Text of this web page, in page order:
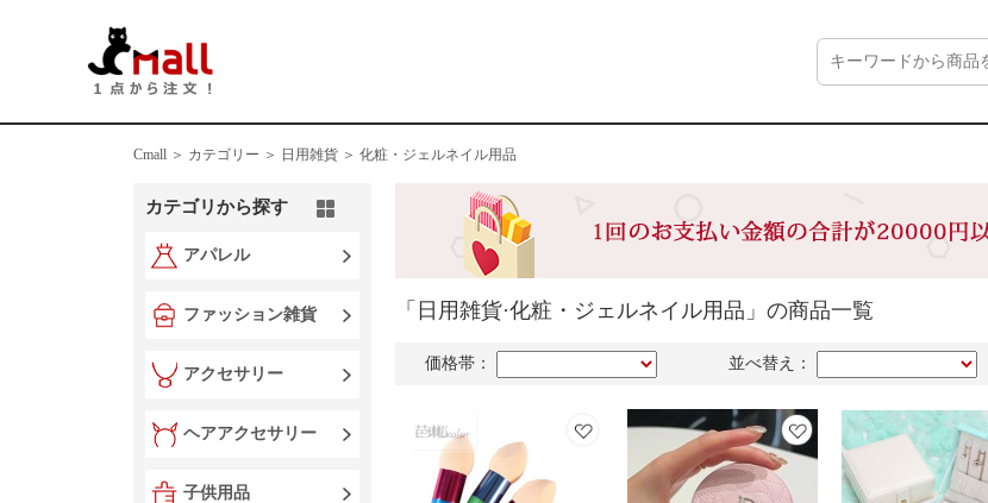
Cmall ＞ カテゴリー ＞ 日用雑貨 ＞ 化粧・ジェルネイル用品
カテゴリから探す
アパレル
ファッション雑貨
アクセサリー
ヘアアクセサリー
子供用品
「日用雑貨·化粧・ジェルネイル用品」の商品一覧
価格帯： 並べ替え：